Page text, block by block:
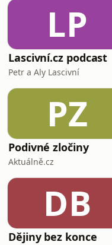
LP
Lascivní.cz podcast
Petr a Aly Lascivní
PZ
Podivné zločiny
Aktuálně.cz
DB
Dějiny bez konce